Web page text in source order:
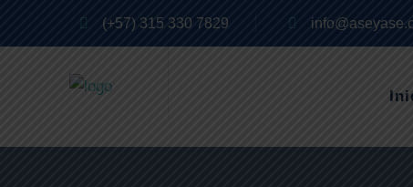
(+57) 315 330 7829